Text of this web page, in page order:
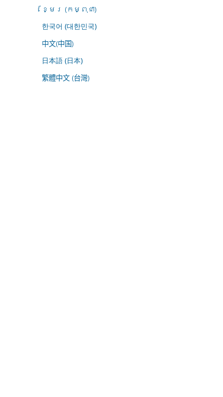
ខ្មែរ (កម្ពុជា)
한국어 (대한민국)
中文(中国)
日本語 (日本)
繁體中文 (台灣)